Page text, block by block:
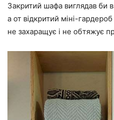
Закритий шафа виглядав би в
а от відкритий міні-
не захаращує і не обтяжує